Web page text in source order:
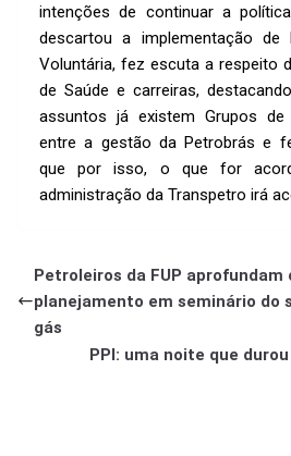
intenções de continuar a
descartou a implementação de
Voluntária, fez escuta a respeito
de Saúde e carreiras,
assuntos já existem Grupos de
entre a gestão da Petrobrás e
que por isso, o que for
administração da Transpetro irá
Petroleiros da FUP aprofundam
planejamento em seminário do
gás
PPI: uma noite que